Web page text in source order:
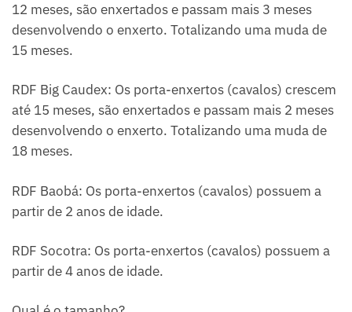
12 meses, são enxertados e passam mais 3 meses
desenvolvendo o enxerto. Totalizando uma muda de
15 meses.
RDF Big Caudex: Os porta-enxertos (cavalos) crescem
até 15 meses, são enxertados e passam mais 2 meses
desenvolvendo o enxerto. Totalizando uma muda de
18 meses.
RDF Baobá: Os porta-enxertos (cavalos) possuem a
partir de 2 anos de idade.
RDF Socotra: Os porta-enxertos (cavalos) possuem a
partir de 4 anos de idade.